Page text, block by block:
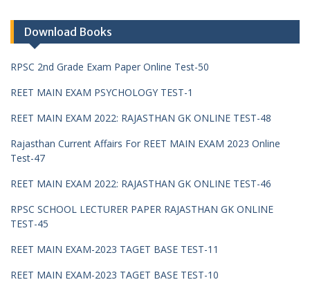
Download Books
RPSC 2nd Grade Exam Paper Online Test-50
REET MAIN EXAM PSYCHOLOGY TEST-1
REET MAIN EXAM 2022: RAJASTHAN GK ONLINE TEST-48
Rajasthan Current Affairs For REET MAIN EXAM 2023 Online
Test-47
REET MAIN EXAM 2022: RAJASTHAN GK ONLINE TEST-46
RPSC SCHOOL LECTURER PAPER RAJASTHAN GK ONLINE
TEST-45
REET MAIN EXAM-2023 TAGET BASE TEST-11
REET MAIN EXAM-2023 TAGET BASE TEST-10